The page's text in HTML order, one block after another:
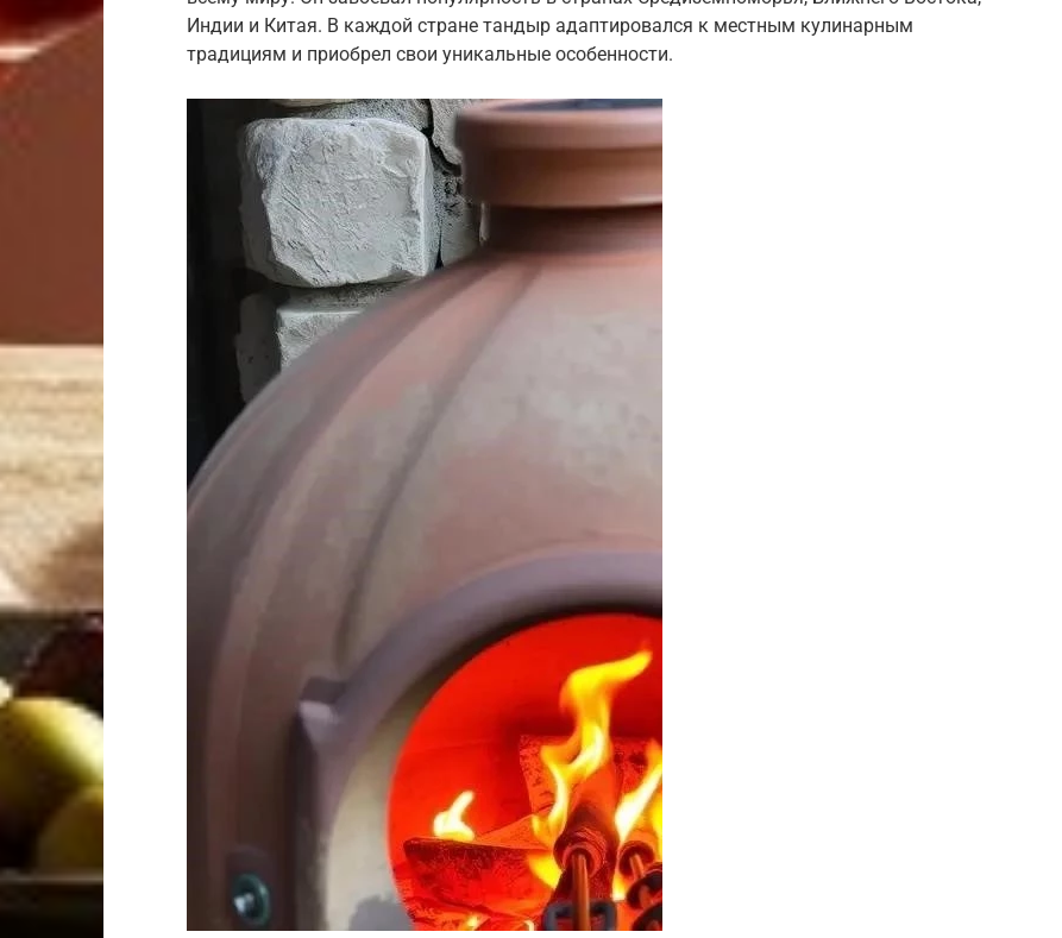
Индии и Китая. В каждой стране тандыр адаптировался к местным кулинарным
традициям и приобрел свои уникальные особенности.